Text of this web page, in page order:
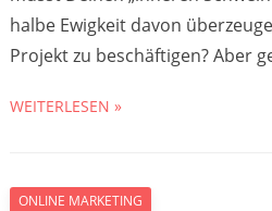
halbe Ewigkeit davon
Projekt zu beschäftigen? Aber
WEITERLESEN »
ONLINE MARKETING